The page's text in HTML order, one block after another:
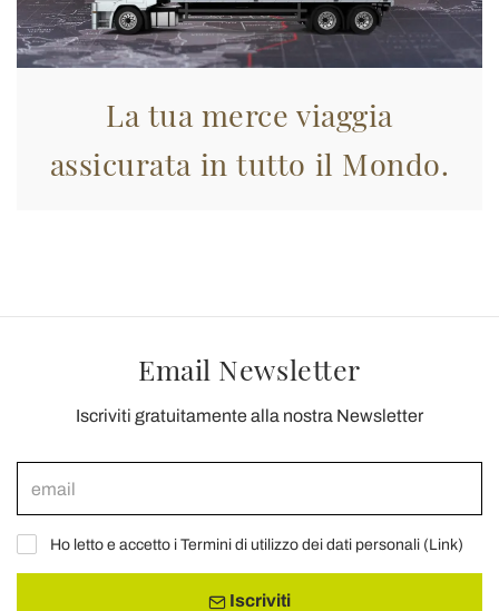
La tua merce viaggia
assicurata in tutto il Mondo.
Email Newsletter
Iscriviti gratuitamente alla nostra Newsletter
Ho letto e accetto i Termini di utilizzo dei dati personali (Link)
Iscriviti